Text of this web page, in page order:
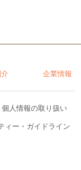
企業情報
個人情報の取り扱い
ィー・ガイドライン